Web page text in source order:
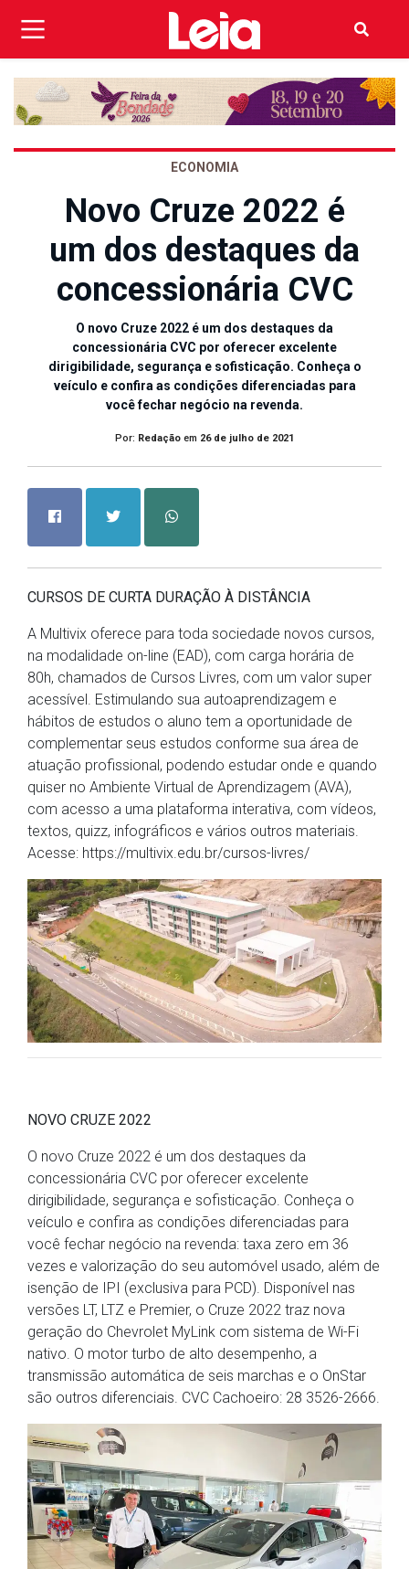
ECONOMIA
Novo Cruze 2022 é
um dos destaques da
concessionária CVC
O novo Cruze 2022 é um dos destaques da
concessionária CVC por oferecer excelente
dirigibilidade, segurança e sofisticação. Conheça o
veículo e confira as condições diferenciadas para
você fechar negócio na revenda.
Por: Redação em 26 de julho de 2021
CURSOS DE CURTA DURAÇÃO À DISTÂNCIA
A Multivix oferece para toda sociedade novos cursos,
na modalidade on-line (EAD), com carga horária de
80h, chamados de Cursos Livres, com um valor super
acessível. Estimulando sua autoaprendizagem e
hábitos de estudos o aluno tem a oportunidade de
complementar seus estudos conforme sua área de
atuação profissional, podendo estudar onde e quando
quiser no Ambiente Virtual de Aprendizagem (AVA),
com acesso a uma plataforma interativa, com vídeos,
textos, quizz, infográficos e vários outros materiais.
Acesse: https://multivix.edu.br/cursos-livres/
NOVO CRUZE 2022
O novo Cruze 2022 é um dos destaques da
concessionária CVC por oferecer excelente
dirigibilidade, segurança e sofisticação. Conheça o
veículo e confira as condições diferenciadas para
você fechar negócio na revenda: taxa zero em 36
vezes e valorização do seu automóvel usado, além de
isenção de IPI (exclusiva para PCD). Disponível nas
versões LT, LTZ e Premier, o Cruze 2022 traz nova
geração do Chevrolet MyLink com sistema de Wi-Fi
nativo. O motor turbo de alto desempenho, a
transmissão automática de seis marchas e o OnStar
são outros diferenciais. CVC Cachoeiro: 28 3526-2666.